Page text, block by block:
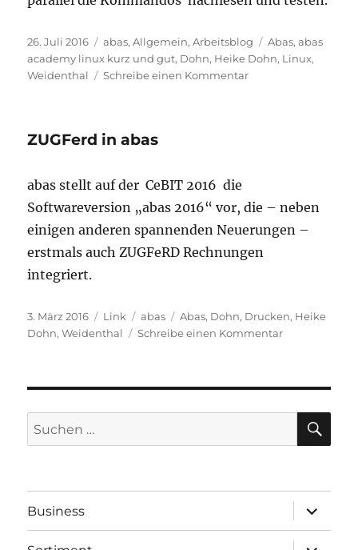
Veröffentlicht
am
26. Juli 2016 Kategorien
abas,Allgemein,Arbeitsblog Schlagwörter
Abas,abas
academy linux kurz und gut, Dohn, Heike Dohn, Linux,
Weidenthal
Schreibe einen Kommentarzu
ZUGFerd in abas
abas stellt auf der CeBIT 2016 die
Softwareversion „abas 2016“ vor, die – neben
einigen anderen spannenden Neuerungen –
erstmals auch ZUGFeRD Rechnungen
integriert.
Veröffentlicht
am
3. März 2016 Format
Link Kategorien
abas Schlagwörter
Abas, Dohn, Drucken, Heike
Dohn,Weidenthal Schreibe einen Kommentarzu
Suchen
nach:
Business
öffnen